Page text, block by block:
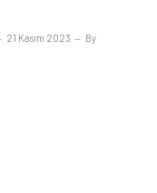
21 Kasım 2023
By